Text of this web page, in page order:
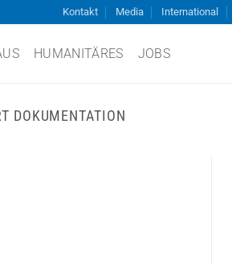
Kontakt Media International
HUMANITÄRES JOBS
DOKUMENTATION